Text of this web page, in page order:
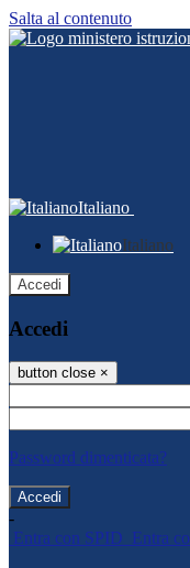
Salta al contenuto
Italiano
Italiano
Accedi
Accedi
button close ×
Password dimenticata?
-
Entra con SPID Entra